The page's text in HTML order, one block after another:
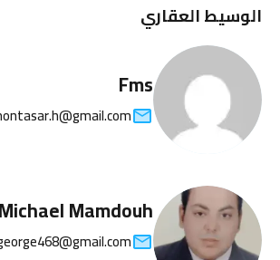
الوسيط العقاري
Fms
Michael Mamdouh